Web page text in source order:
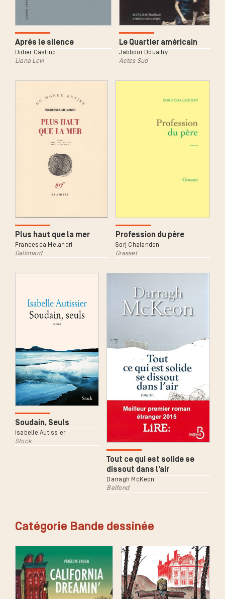
Après le silence
Didier Castino
Liana Levi
Le Quartier américain
Jabbour Douaihy
Actes Sud
Plus haut que la mer
Francesca Melandri
Gallimard
Profession du père
Sorj Chalandon
Grasset
Soudain, Seuls
Isabelle Autissier
Stock
Tout ce qui est solide se
dissout dans l’air
Darragh McKeon
Belfond
Catégorie Bande dessinée